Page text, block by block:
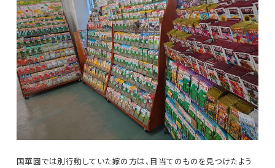
国華園では別行動していた嫁の方は、目当てのものを見つけたよう